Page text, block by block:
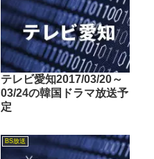
テレビ愛知2017/03/20～
03/24の韓国ドラマ放送予
定
BS放送